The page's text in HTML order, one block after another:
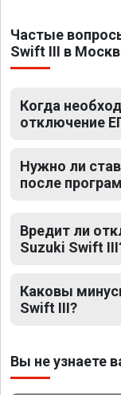
Частые
Swift III в
Когда
отключение
Нужно ли
после
Вредит ли
Suzuki Swift
Каковы
Swift III?
Вы не узнаете